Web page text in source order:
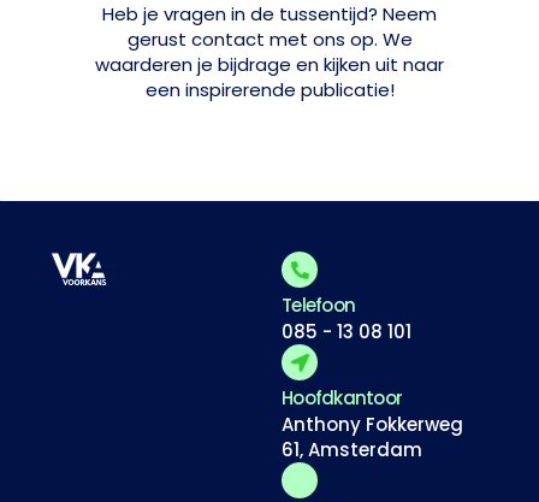
Heb je vragen in de tussentijd? Neem
gerust contact met ons op. We
waarderen je bijdrage en kijken uit naar
een inspirerende publicatie!
Telefoon
085 - 13 08 101
Hoofdkantoor
Anthony Fokkerweg
61, Amsterdam